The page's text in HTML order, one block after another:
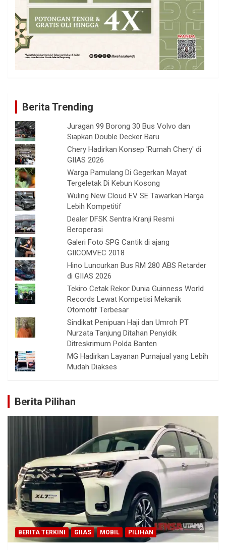
Berita Trending
Juragan 99 Borong 30 Bus Volvo dan
Siapkan Double Decker Baru
Chery Hadirkan Konsep 'Rumah Chery' di
GIIAS 2026
Warga Pamulang Di Gegerkan Mayat
Tergeletak Di Kebun Kosong
Wuling New Cloud EV SE Tawarkan Harga
Lebih Kompetitif
Dealer DFSK Sentra Kranji Resmi
Beroperasi
Galeri Foto SPG Cantik di ajang
GIICOMVEC 2018
Hino Luncurkan Bus RM 280 ABS Retarder
di GIIAS 2026
Tekiro Cetak Rekor Dunia Guinness World
Records Lewat Kompetisi Mekanik
Otomotif Terbesar
Sindikat Penipuan Haji dan Umroh PT
Nurzata Tanjung Ditahan Penyidik
Ditreskrimum Polda Banten
MG Hadirkan Layanan Purnajual yang Lebih
Mudah Diakses
Berita Pilihan
BERITA TERKINI GIIAS MOBIL PILIHAN